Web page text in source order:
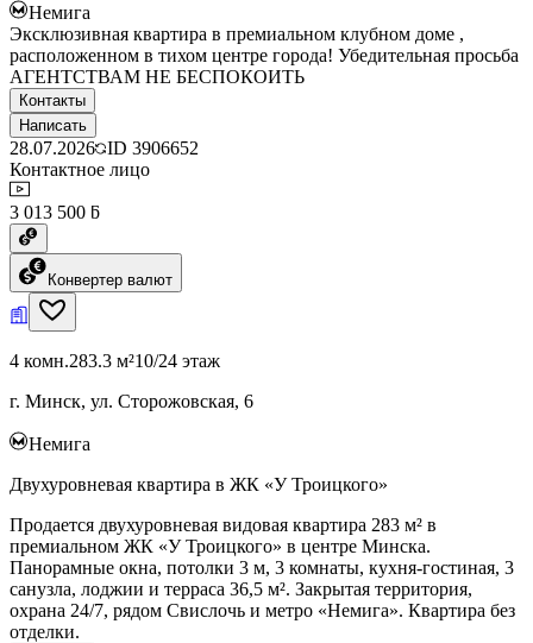
Немига
Эксклюзивная квартира в премиальном клубном доме ,
расположенном в тихом центре города! Убедительная просьба
АГЕНТСТВАМ НЕ БЕСПОКОИТЬ
Контакты
Написать
28.07.2026 ID 3906652
Контактное лицо
3 013 500 ƃ
Конвертер валют
4 комн.283.3 м²10/24 этаж
г. Минск, ул. Сторожовская, 6
Немига
Двухуровневая квартира в ЖК «У Троицкого»
Продается двухуровневая видовая квартира 283 м² в
премиальном ЖК «У Троицкого» в центре Минска.
Панорамные окна, потолки 3 м, 3 комнаты, кухня-гостиная, 3
санузла, лоджии и терраса 36,5 м². Закрытая территория,
охрана 24/7, рядом Свислочь и метро «Немига». Квартира без
отделки.